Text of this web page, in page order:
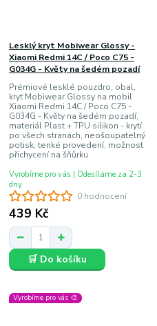
0 hodnocení
Lesklý kryt Mobiwear Glossy -
Xiaomi Redmi 14C / Poco C75 -
G034G - Květy na šedém pozadí
Prémiové lesklé pouzdro, obal,
kryt Mobiwear Glossy na mobil
Xiaomi Redmi 14C / Poco C75 -
G034G - Květy na šedém pozadí,
materiál Plast + TPU silikon - krytí
po všech stranách, neošoupatelný
potisk, tenké provedení, možnost
přichycení na šňůrku
439 Kč
Vyrobíme pro vás | Odesíláme za 2-3
dny
🛒 Do košíku
Vyrobíme pro vás 🎨